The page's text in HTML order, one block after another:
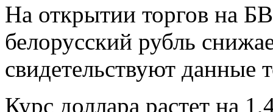
На открытии торгов на
белорусский рубль
свидетельствуют данные
Курс доллара растет на